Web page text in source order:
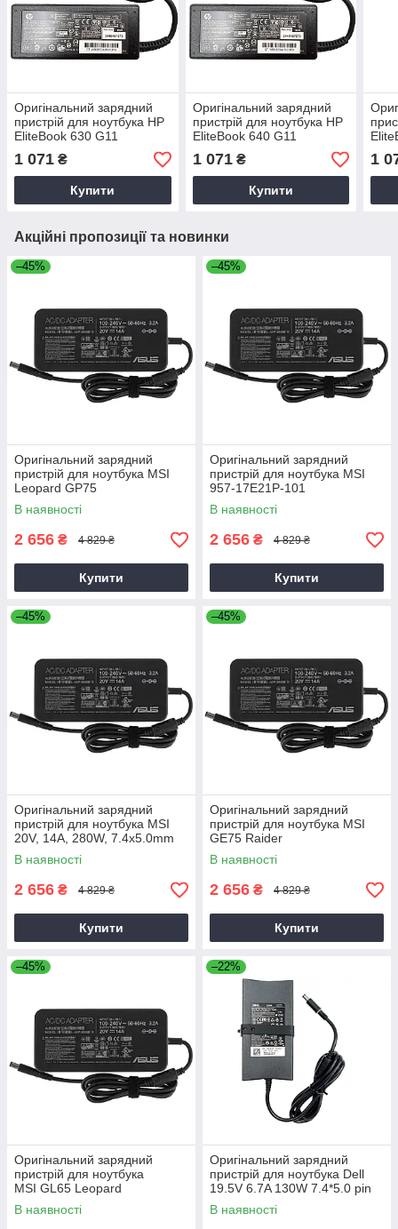
Оригінальний зарядний
пристрій для ноутбука HP
EliteBook 630 G11
1 071 ₴
Купити
Оригінальний зарядний
пристрій для ноутбука HP
EliteBook 640 G11
1 071₴
Купити
1
Акційні пропозиції та новинки
–45%
Оригінальний зарядний
пристрій для ноутбука MSI
Leopard GP75
В наявності
2 656 ₴ 4 829 ₴
Купити
–45%
Оригінальний зарядний
пристрій для ноутбука MSI
957-17E21P-101
В наявності
2 656 ₴ 4 829 ₴
Купити
–45%
Оригінальний зарядний
пристрій для ноутбука MSI
20V, 14A, 280W, 7.4x5.0mm
В наявності
2 656 ₴ 4 829 ₴
Купити
–45%
Оригінальний зарядний
пристрій для ноутбука MSI
GE75 Raider
В наявності
2 656 ₴ 4 829 ₴
Купити
–45%
Оригінальний зарядний
пристрій для ноутбука
MSI GL65 Leopard
В наявності
–22%
Оригінальний зарядний
пристрій для ноутбука Dell
19.5V 6.7A 130W 7.4*5.0 pin
Slim (PA-4E)
В наявності